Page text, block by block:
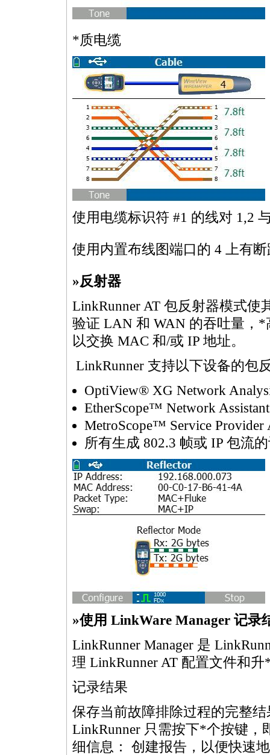
*质电缆
使用电缆标识符 #1 的线对 1,2
使用内置布线图端口的 4 上有
»反射器
LinkRunner AT 包反射器模式
验证 LAN 和 WAN 的吞吐量， *
以交换 MAC 和/或 IP 地址。
LinkRunner 支持以下设备的包
OptiView® XG Network
EtherScope™ Network Assistant
MetroScope™ Service Provider
所有生成 802.3 帧或 IP 包流
»使用 LinkWare Manager 记录
LinkRunner Manager 是
理 LinkRunner AT 配置文件和升
记录结果
保存当前故障排除过程的完整
LinkRunner 只需按下*个按键，
细信息： 创建报告，以便快速